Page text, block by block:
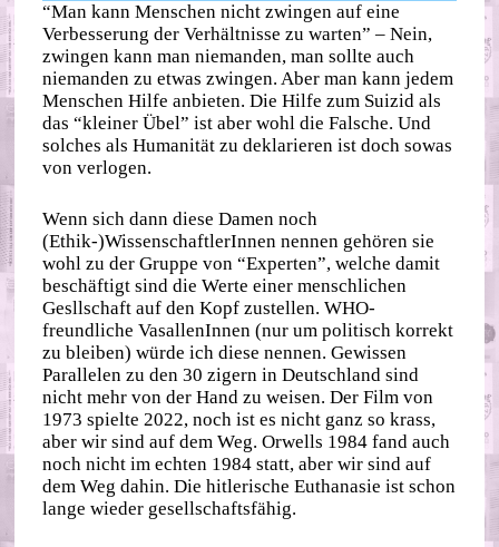
“Man kann Menschen nicht zwingen auf eine
Verbesserung der Verhältnisse zu warten” – Nein,
zwingen kann man niemanden, man sollte auch
niemanden zu etwas zwingen. Aber man kann jedem
Menschen Hilfe anbieten. Die Hilfe zum Suizid als
das “kleiner Übel” ist aber wohl die Falsche. Und
solches als Humanität zu deklarieren ist doch sowas
von verlogen.
Wenn sich dann diese Damen noch
(Ethik-)WissenschaftlerInnen nennen gehören sie
wohl zu der Gruppe von “Experten”, welche damit
beschäftigt sind die Werte einer menschlichen
Gesllschaft auf den Kopf zustellen. WHO-
freundliche VasallenInnen (nur um politisch korrekt
zu bleiben) würde ich diese nennen. Gewissen
Parallelen zu den 30 zigern in Deutschland sind
nicht mehr von der Hand zu weisen. Der Film von
1973 spielte 2022, noch ist es nicht ganz so krass,
aber wir sind auf dem Weg. Orwells 1984 fand auch
noch nicht im echten 1984 statt, aber wir sind auf
dem Weg dahin. Die hitlerische Euthanasie ist schon
lange wieder gesellschaftsfähig.